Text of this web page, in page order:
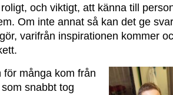
och viktigt, att känna till
Om inte annat så kan det ge
varifrån inspirationen kommer
för många kom från
snabbt tog